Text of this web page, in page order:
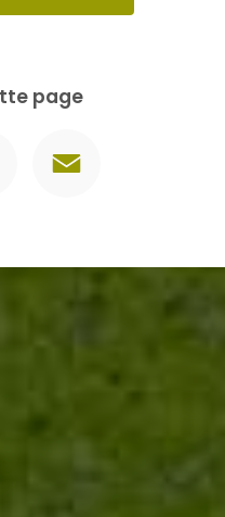
nous
86
Email